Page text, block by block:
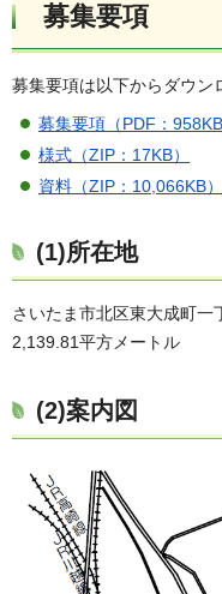
募集要項
募集要項は以下からダウン
募集要項（PDF：958KB
様式（ZIP：17KB）
資料（ZIP：10,066KB）
(1)所在地
さいたま市北区東大成町一
2,139.81平方メートル
(2)案内図